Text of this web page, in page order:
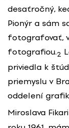
desaťročný,
Pionýr a sám
fotografovať,
fotografiou.2
priviedla k
priemyslu v
oddelení
Miroslava